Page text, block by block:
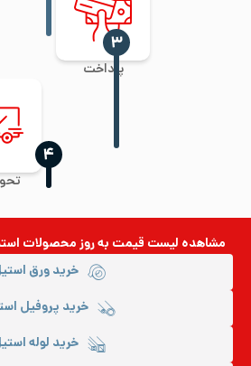
پرداخت
‍۳
‍۴
مشاهده لیست قیمت به روزمحصولات
خرید ورق
خرید پروفیل
خرید لوله